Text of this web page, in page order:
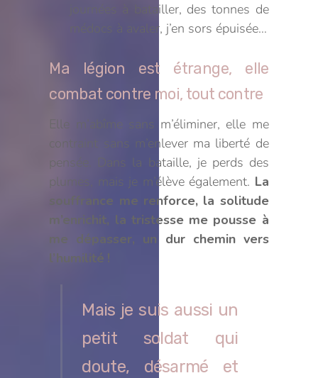
journées à batailler, des tonnes de
médocs à avaler, j’en sors épuisée…
Ma légion est étrange, elle
combat contre moi, tout contre
Elle m’abîme sans m’éliminer, elle me
contraint sans m’enlever ma liberté de
pensée. Dans la bataille, je perds des
plumes, mais je m’élève également. La
souffrance me renforce, la solitude
m’enrichit, la tristesse me pousse à
me dépasser, un dur chemin vers
l’humilité !
Mais je suis aussi un
petit soldat qui
doute, désarmé et